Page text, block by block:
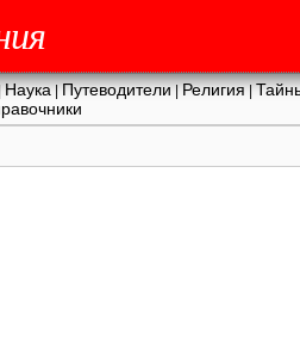
Наука|Путеводители|Религия|